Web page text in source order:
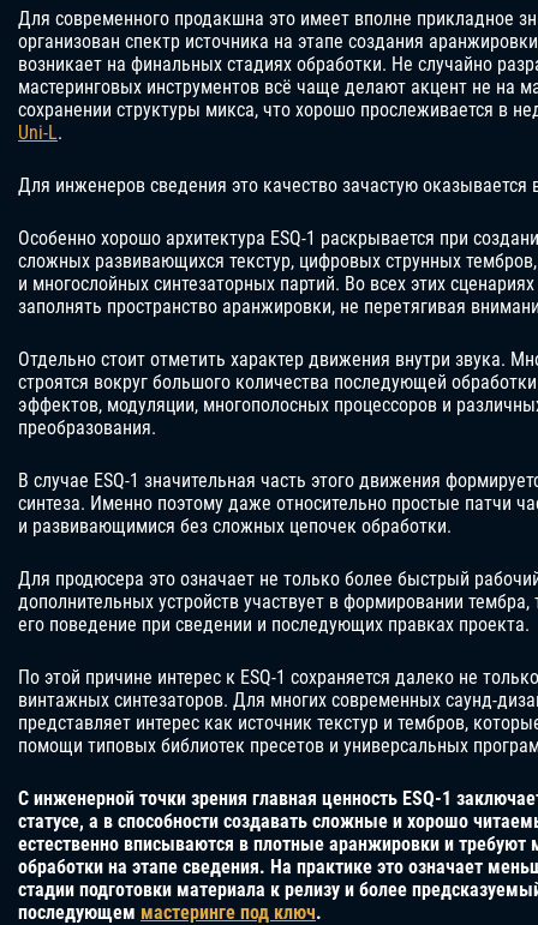
Для современного продакшна это имеет вполне прикладное
организован спектр источника на этапе создания
возникает на финальных стадиях обработки. Не случайно
мастеринговых инструментов всё чаще делают акцент не на
сохранении структуры микса, что хорошо прослеживается в
Uni-L.
Для инженеров сведения это качество зачастую
Особенно хорошо архитектура ESQ-1 раскрывается при
сложных развивающихся текстур, цифровых струнных
и многослойных синтезаторных партий. Во всех этих
заполнять пространство аранжировки, не перетягивая
Отдельно стоит отметить характер движения внутри звука.
строятся вокруг большого количества последующей
эффектов, модуляции, многополосных процессоров и
преобразования.
В случае ESQ-1 значительная часть этого движения
синтеза. Именно поэтому даже относительно простые патчи
и развивающимися без сложных цепочек обработки.
Для продюсера это означает не только более быстрый
дополнительных устройств участвует в формировании
его поведение при сведении и последующих правках проекта.
По этой причине интерес к ESQ-1 сохраняется далеко не
винтажных синтезаторов. Для многих современных саунд-
представляет интерес как источник текстур и тембров,
помощи типовых библиотек пресетов и универсальных
С инженерной точки зрения главная ценность ESQ-1
статусе, а в способности создавать сложные и хорошо
естественно вписываются в плотные аранжировки и
обработки на этапе сведения. На практике это означает
стадии подготовки материала к релизу и более
последующем мастеринге под ключ.